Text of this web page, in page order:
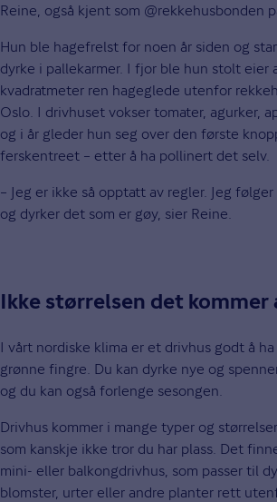
Reine, også kjent som @rekkehusbonden
Hun ble hagefrelst for noen år siden og
dyrke i pallekarmer. I fjor ble hun stolt eier
kvadratmeter ren hageglede utenfor
Oslo. I drivhuset vokser tomater, agurker,
og i år gleder hun seg over den første
ferskentreet – etter å ha pollinert det selv.
– Jeg er ikke så opptatt av regler. Jeg
og dyrker det som er gøy, sier Reine.
Ikke størrelsen det kommer
I vårt nordiske klima er et drivhus godt å
grønne fingre. Du kan dyrke nye og
og du kan også forlenge sesongen.
Drivhus kommer i mange typer og
som kanskje ikke tror du har plass. Det
mini- eller balkongdrivhus, som passer til
blomster, urter eller andre planter rett